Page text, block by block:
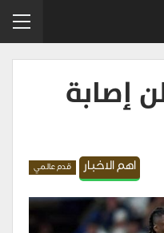
إصابة
اهم الاخبار قدم عالمي